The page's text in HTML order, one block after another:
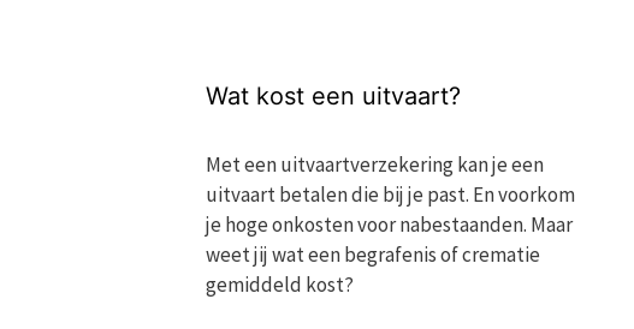
Wat kost een uitvaart?
Met een uitvaartverzekering kan je een
uitvaart betalen die bij je past. En voorkom
je hoge onkosten voor nabestaanden. Maar
weet jij wat een begrafenis of crematie
gemiddeld kost?